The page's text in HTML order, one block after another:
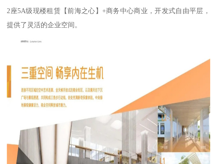
2座5A级现楼租赁【前海之心】+商务中心商业，开发式自由平层，
提供了灵活的企业空间。